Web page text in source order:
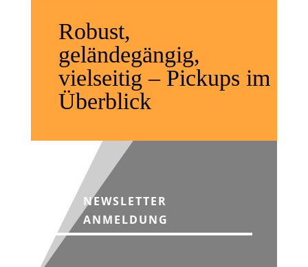
Robust,
geländegängig,
vielseitig – Pickups im
Überblick
NEWSLETTER
ANMELDUNG